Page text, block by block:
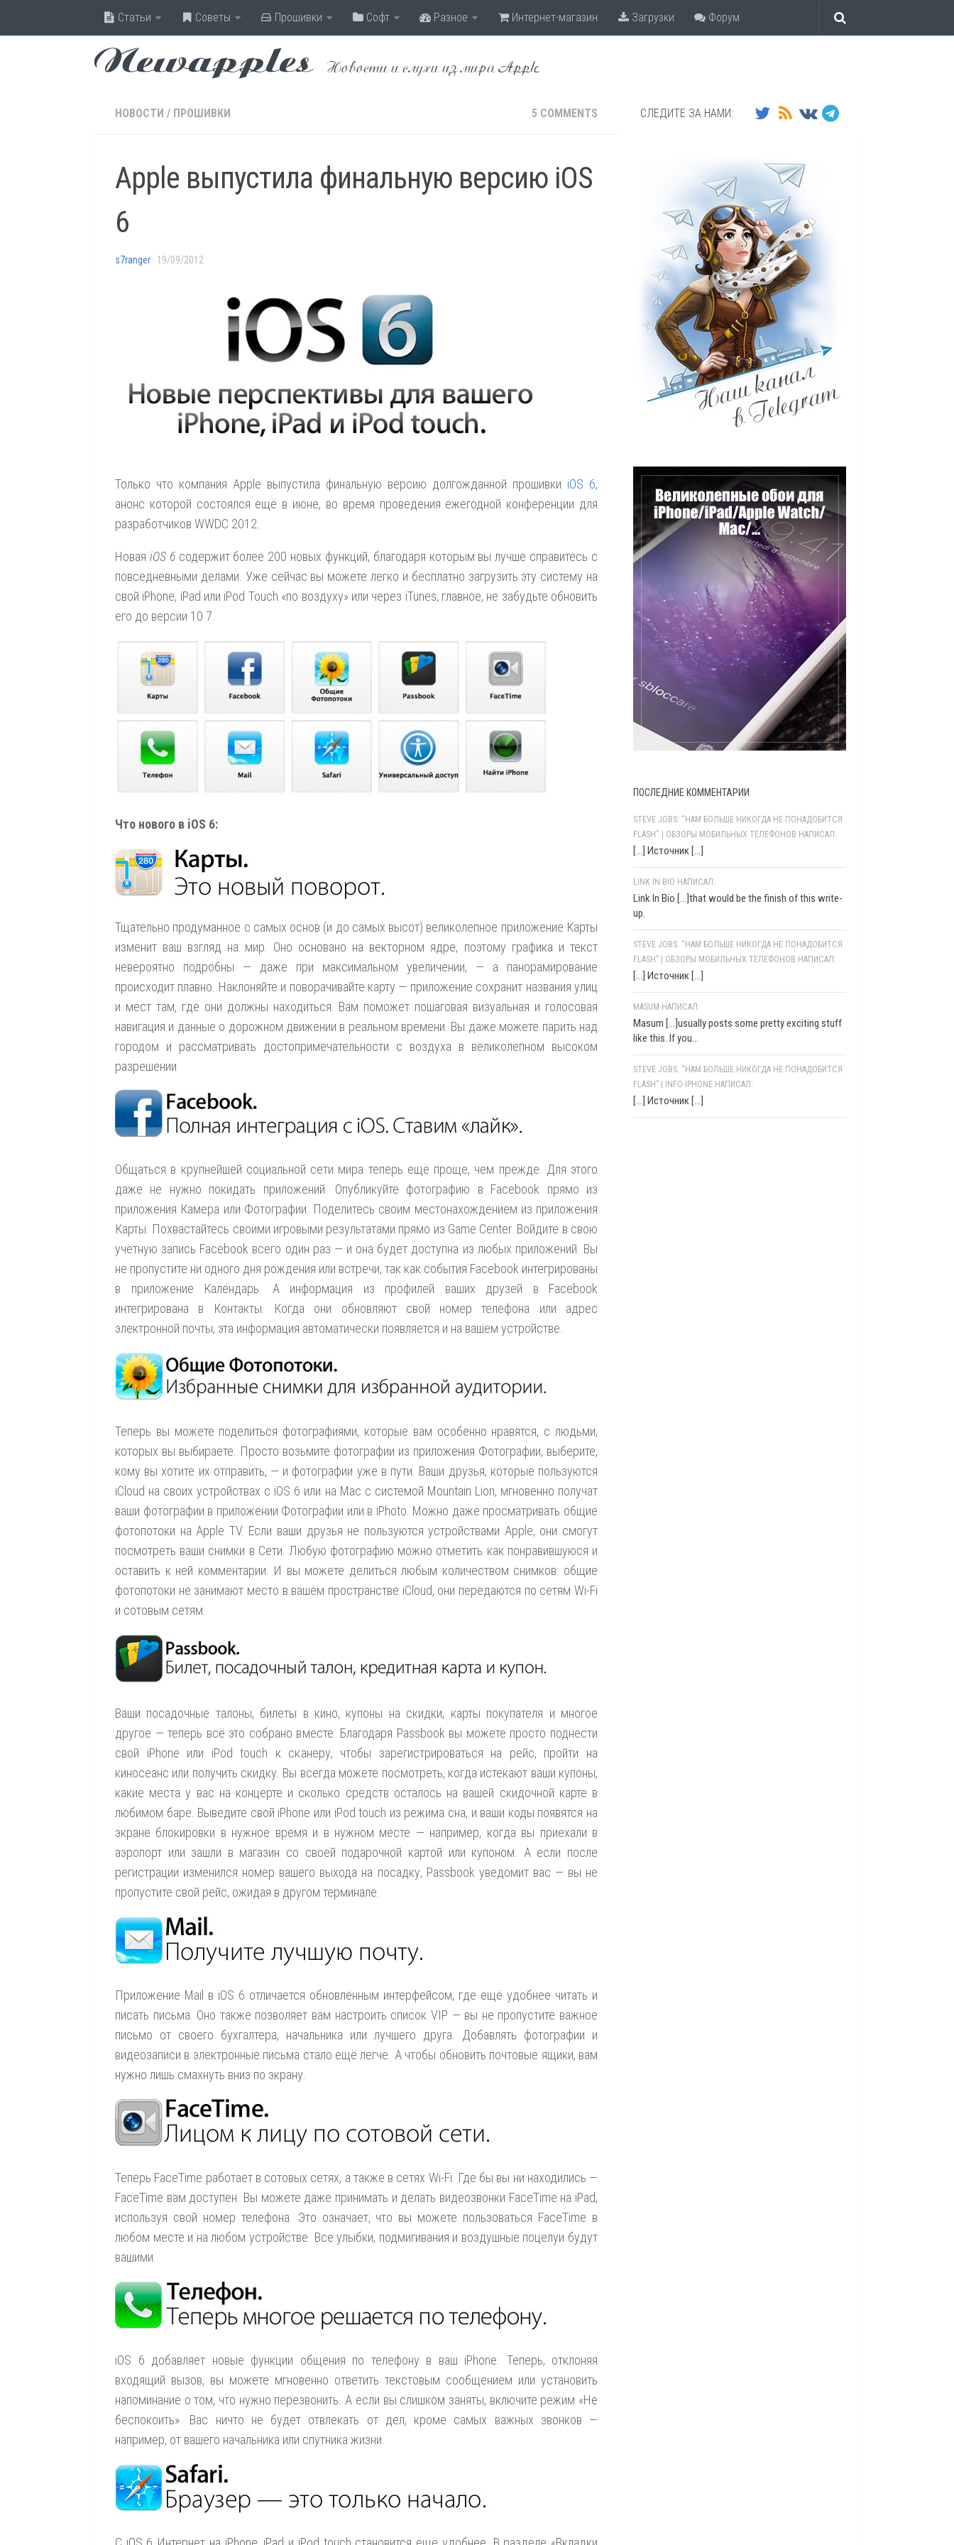
Статьи Советы Прошивки Софт Разное Интернет-магазин Загрузки Форум
Newapples Новости и слухи из мира Apple
НОВОСТИ / ПРОШИВКИ 5 COMMENTS
Apple выпустила финальную версию iOS
6
s7ranger · 19/09/2012
Только что компания Apple выпустила финальную версию долгожданной прошивки iOS 6,
анонс которой состоялся ещё в июне, во время проведения ежегодной конференции для
разработчиков WWDC 2012.
Новая iOS 6содержит более 200 новых функций, благодаря которым вы лучше справитесь с
повседневными делами. Уже сейчас вы можете легко и бесплатно загрузить эту систему на
свой iPhone, iPad или iPod Touch «по воздуху» или через iTunes, главное, не забудьте обновить
его до версии 10.7.
Что нового в iOS 6:
Тщательно продуманное с самых основ (и до самых высот) великолепное приложение Карты
изменит ваш взгляд на мир. Оно основано на векторном ядре, поэтому графика и текст
невероятно подробны — даже при максимальном увеличении, — а панорамирование
происходит плавно. Наклоняйте и поворачивайте карту — приложение сохранит названия улиц
и мест там, где они должны находиться. Вам поможет пошаговая визуальная и голосовая
навигация и данные о дорожном движении в реальном времени. Вы даже можете парить над
городом и рассматривать достопримечательности с воздуха в великолепном высоком
разрешении.
Общаться в крупнейшей социальной сети мира теперь ещё проще, чем прежде. Для этого
даже не нужно покидать приложений. Опубликуйте фотографию в Facebook прямо из
приложения Камера или Фотографии. Поделитесь своим местонахождением из приложения
Карты. Похвастайтесь своими игровыми результатами прямо из Game Center. Войдите в свою
учётную запись Facebook всего один раз — и она будет доступна из любых приложений. Вы
не пропустите ни одного дня рождения или встречи, так как события Facebook интегрированы
в приложение Календарь. А информация из профилей ваших друзей в Facebook
интегрирована в Контакты. Когда они обновляют свой номер телефона или адрес
электронной почты, эта информация автоматически появляется и на вашем устройстве.
Теперь вы можете поделиться фотографиями, которые вам особенно нравятся, с людьми,
которых вы выбираете. Просто возьмите фотографии из приложения Фотографии, выберите,
кому вы хотите их отправить, — и фотографии уже в пути. Ваши друзья, которые пользуются
iCloud на своих устройствах с iOS 6 или на Mac с системой Mountain Lion, мгновенно получат
ваши фотографии в приложении Фотографии или в iPhoto. Можно даже просматривать общие
фотопотоки на Apple TV. Если ваши друзья не пользуются устройствами Apple, они смогут
посмотреть ваши снимки в Сети. Любую фотографию можно отметить как понравившуюся и
оставить к ней комментарии. И вы можете делиться любым количеством снимков: общие
фотопотоки не занимают место в вашем пространстве iCloud, они передаются по сетям Wi-Fi
и сотовым сетям.
Ваши посадочные талоны, билеты в кино, купоны на скидки, карты покупателя и многое
другое — теперь всё это собрано вместе. Благодаря Passbook вы можете просто поднести
свой iPhone или iPod touch к сканеру, чтобы зарегистрироваться на рейс, пройти на
киносеанс или получить скидку. Вы всегда можете посмотреть, когда истекают ваши купоны,
какие места у вас на концерте и сколько средств осталось на вашей скидочной карте в
любимом баре. Выведите свой iPhone или iPod touch из режима сна, и ваши коды появятся на
экране блокировки в нужное время и в нужном месте — например, когда вы приехали в
аэропорт или зашли в магазин со своей подарочной картой или купоном. А если после
регистрации изменился номер вашего выхода на посадку, Passbook уведомит вас — вы не
пропустите свой рейс, ожидая в другом терминале.
Приложение Mail в iOS 6 отличается обновлённым интерфейсом, где ещё удобнее читать и
писать письма. Оно также позволяет вам настроить список VIP — вы не пропустите важное
письмо от своего бухгалтера, начальника или лучшего друга. Добавлять фотографии и
видеозаписи в электронные письма стало ещё легче. А чтобы обновить почтовые ящики, вам
нужно лишь смахнуть вниз по экрану.
Теперь FaceTime работает в сотовых сетях, а также в сетях Wi-Fi. Где бы вы ни находились —
FaceTime вам доступен. Вы можете даже принимать и делать видеозвонки FaceTime на iPad,
используя свой номер телефона. Это означает, что вы можете пользоваться FaceTime в
любом месте и на любом устройстве. Все улыбки, подмигивания и воздушные поцелуи будут
вашими.
iOS 6 добавляет новые функции общения по телефону в ваш iPhone. Теперь, отклоняя
входящий вызов, вы можете мгновенно ответить текстовым сообщением или установить
напоминание о том, что нужно перезвонить. А если вы слишком заняты, включите режим «Не
беспокоить». Вас ничто не будет отвлекать от дел, кроме самых важных звонков —
например, от вашего начальника или спутника жизни.
СЛЕДИТЕ ЗА НАМИ:
ПОСЛЕДНИЕ КОММЕНТАРИИ
STEVE JOBS: "НАМ БОЛЬШЕ НИКОГДА НЕ ПОНАДОБИТСЯ
FLASH" | ОБЗОРЫ МОБИЛЬНЫХ ТЕЛЕФОНОВ НАПИСАЛ:
[…] Источник […]
LINK IN BIO НАПИСАЛ:
Link In Bio [...]that would be the finish of this write-
up.
STEVE JOBS: “НАМ БОЛЬШЕ НИКОГДА НЕ ПОНАДОБИТСЯ
FLASH” | ОБЗОРЫ МОБИЛЬНЫХ ТЕЛЕФОНОВ НАПИСАЛ:
[…] Источник […]
MASUM НАПИСАЛ:
Masum [...]usually posts some pretty exciting stuff
like this. If you...
STEVE JOBS: “НАМ БОЛЬШЕ НИКОГДА НЕ ПОНАДОБИТСЯ
FLASH” | INFO-IPHONE НАПИСАЛ:
[…] Источник […]